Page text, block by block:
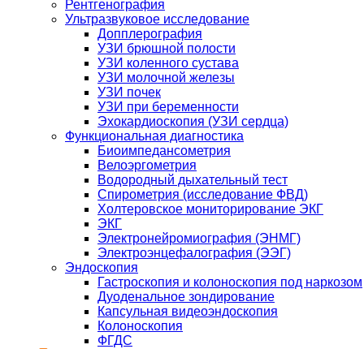
Рентгенография
Ультразвуковое исследование
Допплерография
УЗИ брюшной полости
УЗИ коленного сустава
УЗИ молочной железы
УЗИ почек
УЗИ при беременности
Эхокардиоскопия (УЗИ сердца)
Функциональная диагностика
Биоимпедансометрия
Велоэргометрия
Водородный дыхательный тест
Спирометрия (исследование ФВД)
Холтеровское мониторирование ЭКГ
ЭКГ
Электронейромиография (ЭНМГ)
Электроэнцефалография (ЭЭГ)
Эндоскопия
Гастроскопия и колоноскопия под наркозом
Дуоденальное зондирование
Капсульная видеоэндоскопия
Колоноскопия
ФГДС